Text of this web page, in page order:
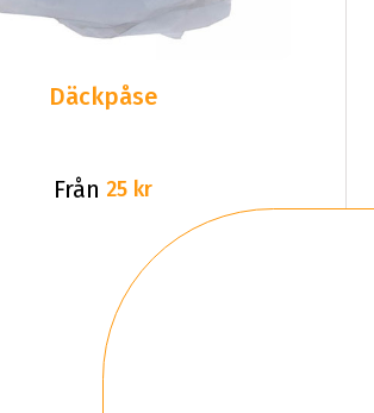
Däckpåse
Från 25 kr